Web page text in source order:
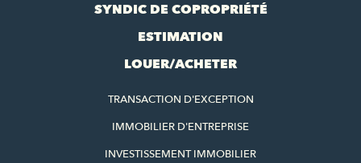
SYNDIC DE COPROPRIÉTÉ
ESTIMATION
LOUER/ACHETER
TRANSACTION D'EXCEPTION
IMMOBILIER D'ENTREPRISE
INVESTISSEMENT IMMOBILIER